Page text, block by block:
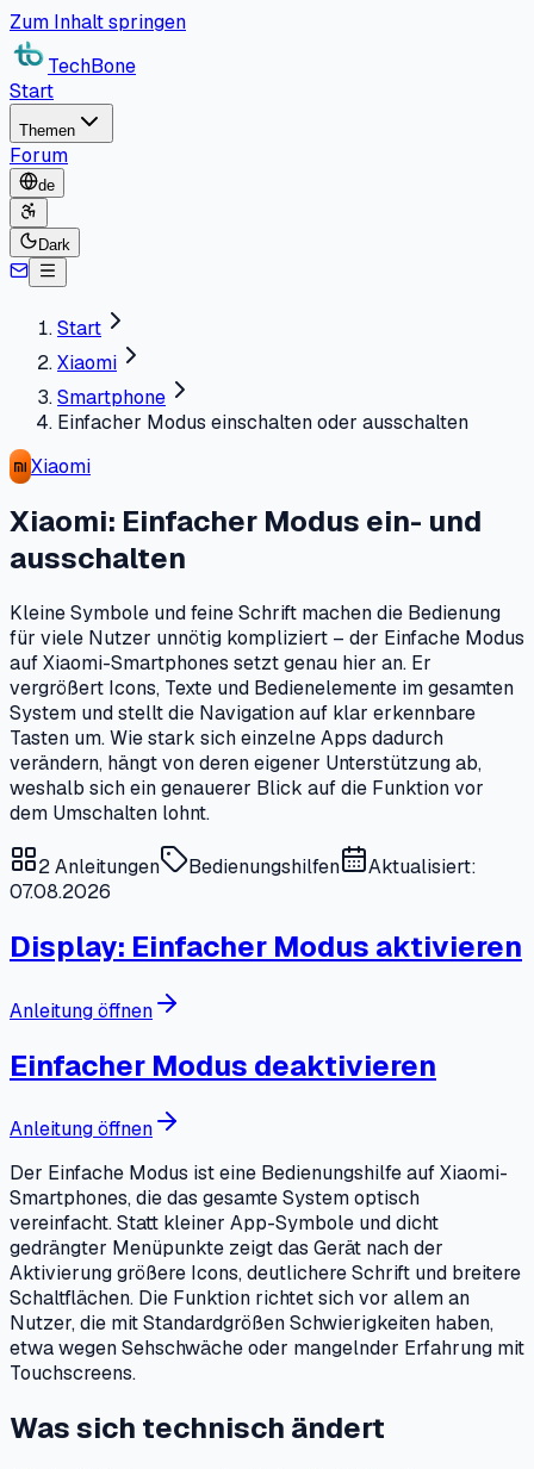
Zum Inhalt springen
TechBone
Start
Themen
Forum
de
Dark
Start
Xiaomi
Smartphone
Einfacher Modus einschalten oder ausschalten
Xiaomi
Xiaomi: Einfacher Modus ein- und
ausschalten
Kleine Symbole und feine Schrift machen die Bedienung
für viele Nutzer unnötig kompliziert – der Einfache Modus
auf Xiaomi-Smartphones setzt genau hier an. Er
vergrößert Icons, Texte und Bedienelemente im gesamten
System und stellt die Navigation auf klar erkennbare
Tasten um. Wie stark sich einzelne Apps dadurch
verändern, hängt von deren eigener Unterstützung ab,
weshalb sich ein genauerer Blick auf die Funktion vor
dem Umschalten lohnt.
2Anleitungen Bedienungshilfen
Aktualisiert:
07.08.2026
Display: Einfacher Modus aktivieren
Anleitung öffnen
Einfacher Modus deaktivieren
Anleitung öffnen
Der Einfache Modus ist eine Bedienungshilfe auf Xiaomi-
Smartphones, die das gesamte System optisch
vereinfacht. Statt kleiner App-Symbole und dicht
gedrängter Menüpunkte zeigt das Gerät nach der
Aktivierung größere Icons, deutlichere Schrift und breitere
Schaltflächen. Die Funktion richtet sich vor allem an
Nutzer, die mit Standardgrößen Schwierigkeiten haben,
etwa wegen Sehschwäche oder mangelnder Erfahrung mit
Touchscreens.
Was sich technisch ändert